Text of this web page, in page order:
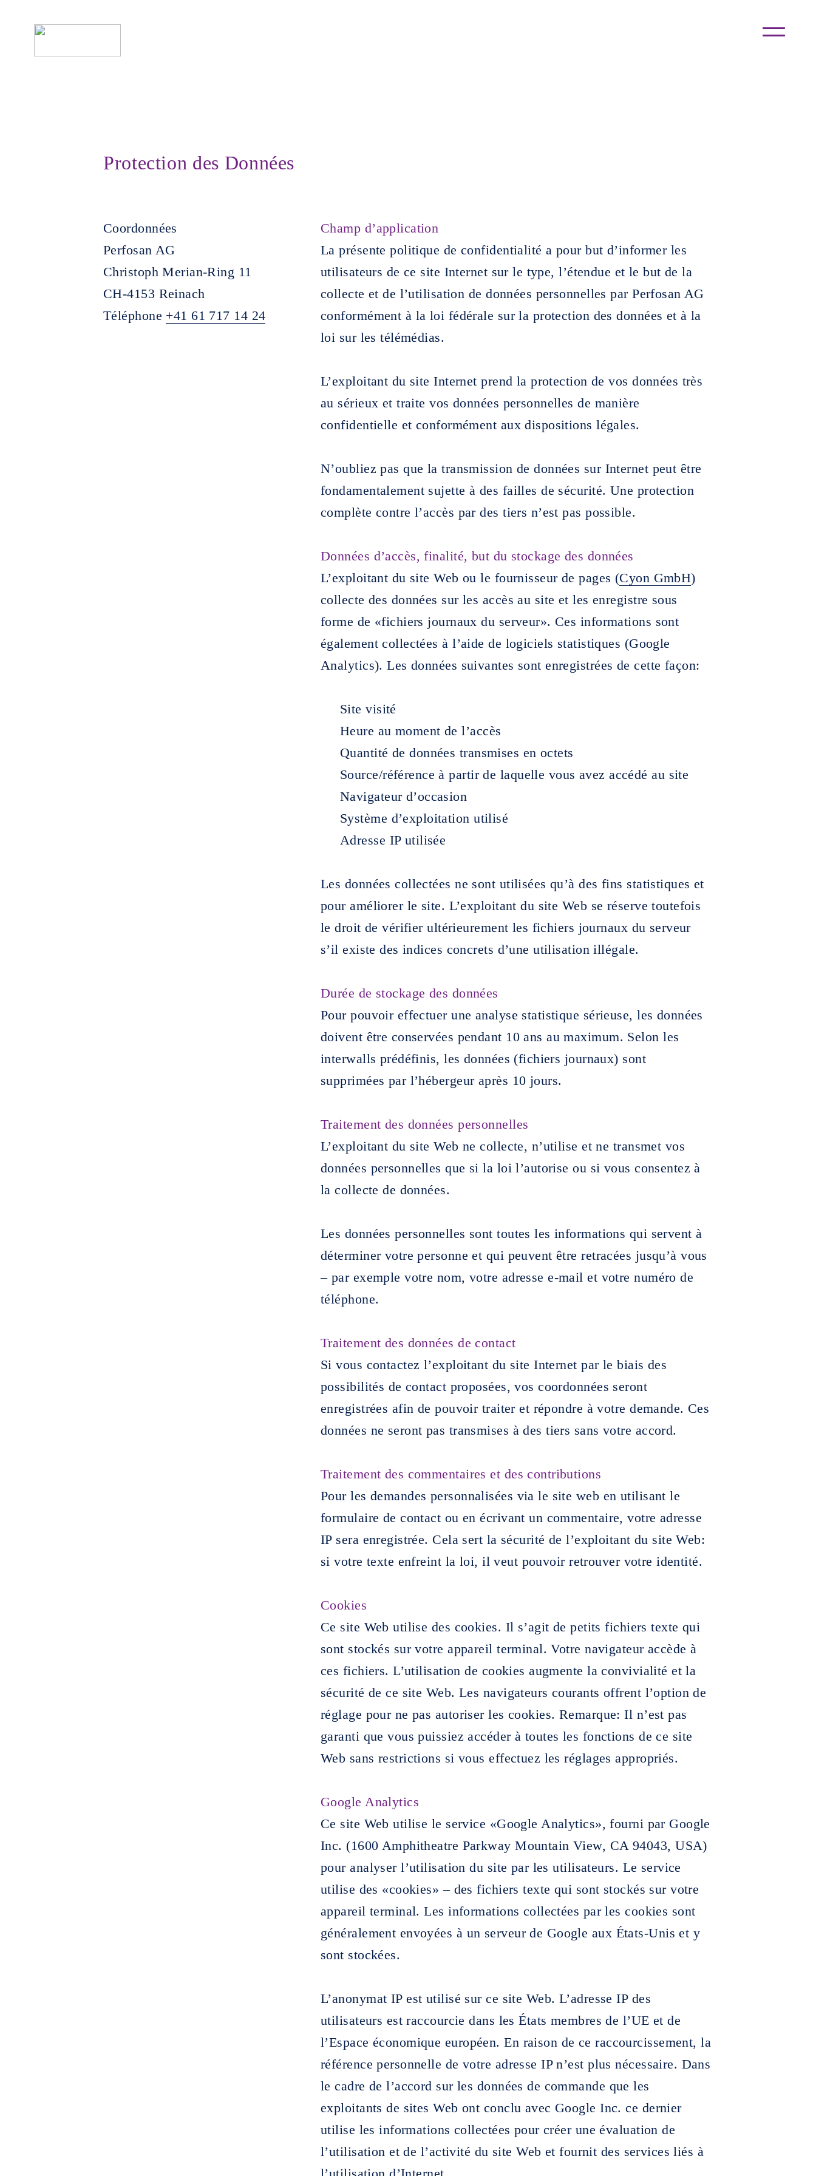
Protection des Données
Coordonnées
Perfosan AG
Christoph Merian-Ring 11
CH-4153 Reinach
Téléphone +41 61 717 14 24
Champ d’application
La présente politique de confidentialité a pour but d’informer les
utilisateurs de ce site Internet sur le type, l’étendue et le but de la
collecte et de l’utilisation de données personnelles par Perfosan AG
conformément à la loi fédérale sur la protection des données et à la
loi sur les télémédias.
L’exploitant du site Internet prend la protection de vos données très
au sérieux et traite vos données personnelles de manière
confidentielle et conformément aux dispositions légales.
N’oubliez pas que la transmission de données sur Internet peut être
fondamentalement sujette à des failles de sécurité. Une protection
complète contre l’accès par des tiers n’est pas possible.
Données d’accès, finalité, but du stockage des données
L’exploitant du site Web ou le fournisseur de pages (Cyon GmbH)
collecte des données sur les accès au site et les enregistre sous
forme de «fichiers journaux du serveur». Ces informations sont
également collectées à l’aide de logiciels statistiques (Google
Analytics). Les données suivantes sont enregistrées de cette façon:
Site visité
Heure au moment de l’accès
Quantité de données transmises en octets
Source/référence à partir de laquelle vous avez accédé au site
Navigateur d’occasion
Système d’exploitation utilisé
Adresse IP utilisée
Les données collectées ne sont utilisées qu’à des fins statistiques et
pour améliorer le site. L’exploitant du site Web se réserve toutefois
le droit de vérifier ultérieurement les fichiers journaux du serveur
s’il existe des indices concrets d’une utilisation illégale.
Durée de stockage des données
Pour pouvoir effectuer une analyse statistique sérieuse, les données
doivent être conservées pendant 10 ans au maximum. Selon les
interwalls prédéfinis, les données (fichiers journaux) sont
supprimées par l’hébergeur après 10 jours.
Traitement des données personnelles
L’exploitant du site Web ne collecte, n’utilise et ne transmet vos
données personnelles que si la loi l’autorise ou si vous consentez à
la collecte de données.
Les données personnelles sont toutes les informations qui servent à
déterminer votre personne et qui peuvent être retracées jusqu’à vous
– par exemple votre nom, votre adresse e-mail et votre numéro de
téléphone.
Traitement des données de contact
Si vous contactez l’exploitant du site Internet par le biais des
possibilités de contact proposées, vos coordonnées seront
enregistrées afin de pouvoir traiter et répondre à votre demande. Ces
données ne seront pas transmises à des tiers sans votre accord.
Traitement des commentaires et des contributions
Pour les demandes personnalisées via le site web en utilisant le
formulaire de contact ou en écrivant un commentaire, votre adresse
IP sera enregistrée. Cela sert la sécurité de l’exploitant du site Web:
si votre texte enfreint la loi, il veut pouvoir retrouver votre identité.
Cookies
Ce site Web utilise des cookies. Il s’agit de petits fichiers texte qui
sont stockés sur votre appareil terminal. Votre navigateur accède à
ces fichiers. L’utilisation de cookies augmente la convivialité et la
sécurité de ce site Web. Les navigateurs courants offrent l’option de
réglage pour ne pas autoriser les cookies. Remarque: Il n’est pas
garanti que vous puissiez accéder à toutes les fonctions de ce site
Web sans restrictions si vous effectuez les réglages appropriés.
Google Analytics
Ce site Web utilise le service «Google Analytics», fourni par Google
Inc. (1600 Amphitheatre Parkway Mountain View, CA 94043, USA)
pour analyser l’utilisation du site par les utilisateurs. Le service
utilise des «cookies» – des fichiers texte qui sont stockés sur votre
appareil terminal. Les informations collectées par les cookies sont
généralement envoyées à un serveur de Google aux États-Unis et y
sont stockées.
L’anonymat IP est utilisé sur ce site Web. L’adresse IP des
utilisateurs est raccourcie dans les États membres de l’UE et de
l’Espace économique européen. En raison de ce raccourcissement, la
référence personnelle de votre adresse IP n’est plus nécessaire. Dans
le cadre de l’accord sur les données de commande que les
exploitants de sites Web ont conclu avec Google Inc. ce dernier
utilise les informations collectées pour créer une évaluation de
l’utilisation et de l’activité du site Web et fournit des services liés à